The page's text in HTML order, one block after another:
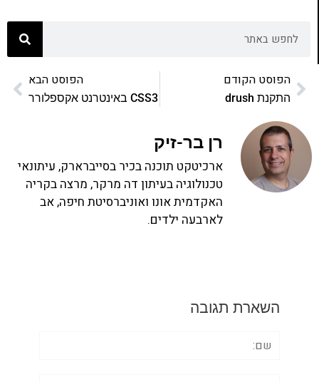
הפוסט הקודם
התקנת drush
הפוסט הבא
CSS3 באינטרנט אקספלורר
רן בר-זיק
ארכיטקט תוכנה בכיר בסייברארק, עיתונאי
טכנולוגיה בעיתון דה מרקר, מרצה בקריה
האקדמית אונו ואוניברסיטת חיפה, אב
לארבעה ילדים.
השארת תגובה